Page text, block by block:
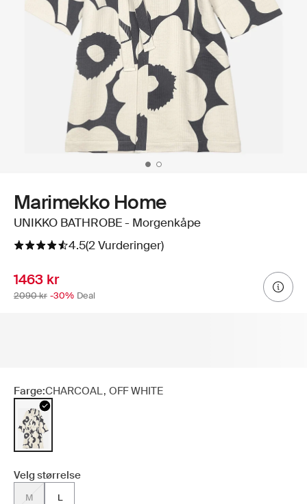
Marimekko Home
UNIKKO BATHROBE - Morgenkåpe
4.5(2 Vurderinger)
1463 kr
2090 kr -30% Deal
Farge:CHARCOAL, OFF WHITE
Velg størrelse
M L